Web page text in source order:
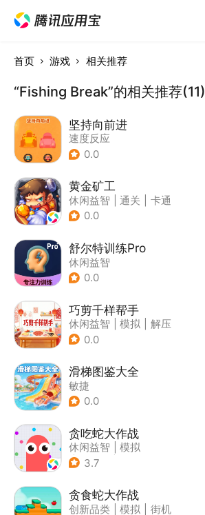
首页 游戏 相关推荐
“Fishing Break”的相关推荐(11)
坚持向前进
速度反应
0.0
黄金矿工
休闲益智 通关
卡通
0.0
舒尔特训练Pro
休闲益智
0.0
巧剪千样帮手
休闲益智 模拟
解压
| 剪纸
0.0
滑梯图鉴大全
敏捷
0.0
贪吃蛇大作战
休闲益智
模拟
| 贪吃蛇
3.7
贪食蛇大作战
创新品类 模拟
街机